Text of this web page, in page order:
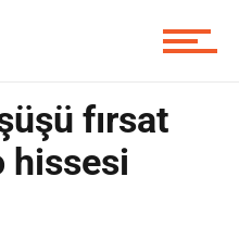
fırsat
hissesi